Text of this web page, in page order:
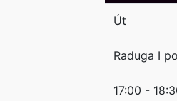
Út
Raduga I
17:00 -